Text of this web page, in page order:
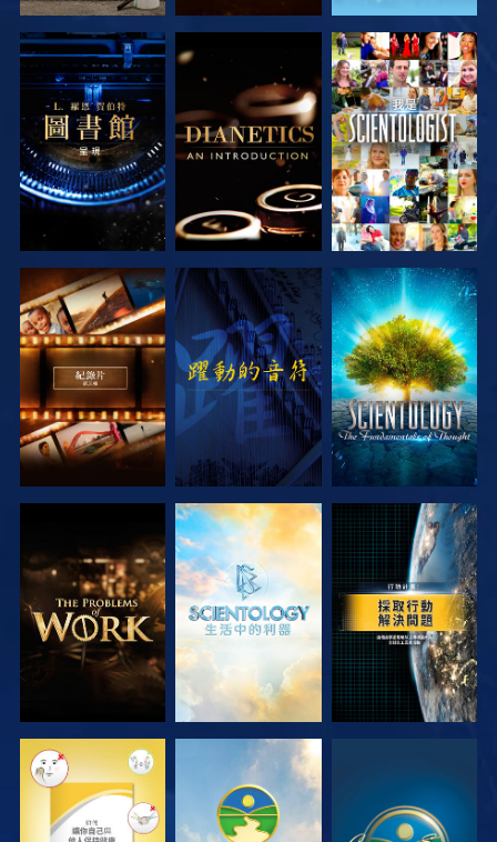
探索系列節目 探索系列節目 觀看
探索系列節目 觀看 探索系列節目
探索系列節目 探索系列節目 觀看
觀看 觀看 觀看